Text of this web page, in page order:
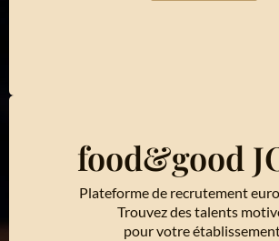
food&good
Plateforme de recrutement
Trouvez des talents
pour votre